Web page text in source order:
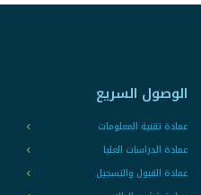
الوصول السريع
عمادة تقنية المعلومات
عمادة الدراسات العليا
عمادة القبول والتسجيل